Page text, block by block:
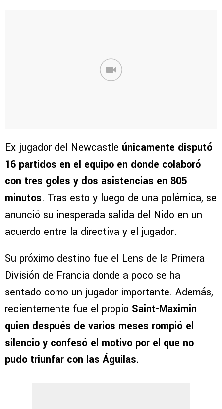
Ex jugador del Newcastle únicamente disputó
16 partidos en el equipo en donde colaboró
con tres goles y dos asistencias en 805
minutos. Tras esto y luego de una polémica, se
anunció su inesperada salida del Nido en un
acuerdo entre la directiva y el jugador.
Su próximo destino fue el Lens de la Primera
División de Francia donde a poco se ha
sentado como un jugador importante. Además,
recientemente fue el propio Saint-Maximin
quien después de varios meses rompió el
silencio y confesó el motivo por el que no
pudo triunfar con las Águilas.